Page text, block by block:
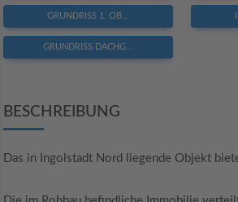
GRUNDRISS 1. OB...
GRUNDRISS DACHG...
BESCHREIBUNG
Das in Ingolstadt Nord liegende Objekt